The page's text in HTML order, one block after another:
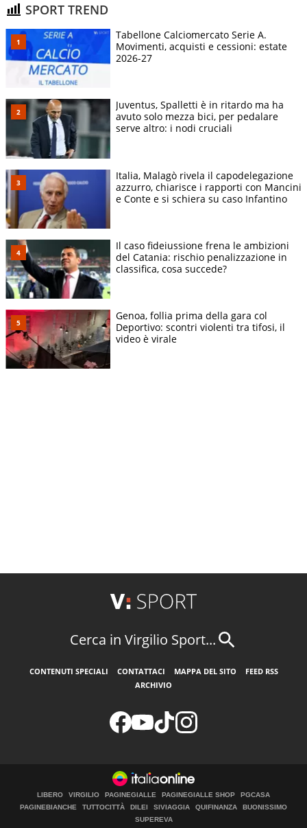
SPORT TREND
Tabellone Calciomercato Serie A.
Movimenti, acquisti e cessioni: estate
2026-27
Juventus, Spalletti è in ritardo ma ha
avuto solo mezza bici, per pedalare
serve altro: i nodi cruciali
Italia, Malagò rivela il capodelegazione
azzurro, chiarisce i rapporti con Mancini
e Conte e si schiera su caso Infantino
Il caso fideiussione frena le ambizioni
del Catania: rischio penalizzazione in
classifica, cosa succede?
Genoa, follia prima della gara col
Deportivo: scontri violenti tra tifosi, il
video è virale
Cerca in Virgilio Sport...
CONTENUTI SPECIALI CONTATTACI MAPPA DEL SITO
FEED RSS
ARCHIVIO
LIBERO VIRGILIO PAGINEGIALLE PAGINEGIALLE SHOP
PGCASA
PAGINEBIANCHE
TUTTOCITTÀ DILEI SIVIAGGIA QUIFINANZA
BUONISSIMO
SUPEREVA